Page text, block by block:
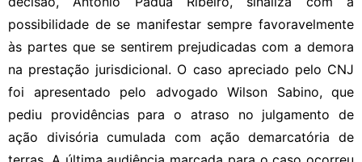
possibilidade de se manifestar sempre favoravelmente
às partes que se sentirem prejudicadas com a demora
na prestação jurisdicional. O caso apreciado pelo CNJ
foi apresentado pelo advogado Wilson Sabino, que
pediu providências para o atraso no julgamento de
ação divisória cumulada com ação demarcatória de